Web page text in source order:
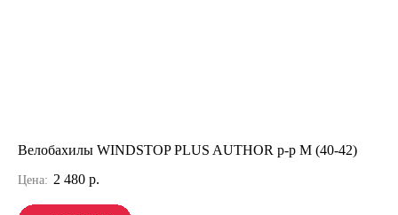
Велобахилы WINDSTOP PLUS AUTHOR р-р М (40-42)
Цена: 2 480 р.